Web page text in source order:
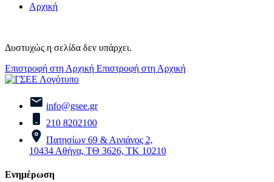
Αρχική
Δυστυχώς η σελίδα δεν υπάρχει.
Επιστροφή στη Αρχική Επιστροφή στη Αρχική
info@gsee.gr
210 8202100
Πατησίων 69 & Αινιάνος 2,
10434 Αθήνα, ΤΘ 3626, ΤΚ 10210
Ενημέρωση